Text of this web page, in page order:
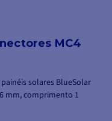
MC4
solares BlueSolar
mm, comprimento 1